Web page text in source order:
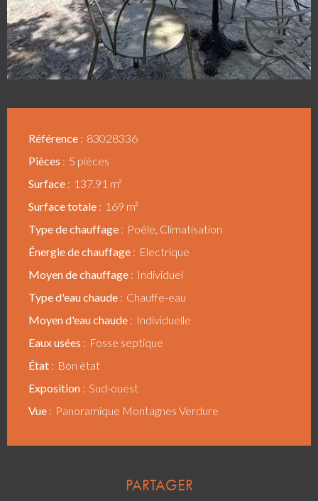
Référence
83028336
Pièces
5 pièces
Surface
137.91 m²
Surface totale
169 m²
Type de chauffage
Poêle, Climatisation
Énergie de chauffage
Electrique
Moyen de chauffage
Individuel
Type d'eau chaude
Chauffe-eau
Moyen d'eau chaude
Individuelle
Eaux usées
Fosse septique
État
Bon état
Exposition
Sud-ouest
Vue
Panoramique Montagnes Verdure
PARTAGER